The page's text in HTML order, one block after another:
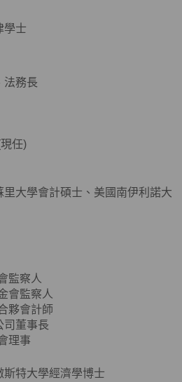
學士
法務長
任)
里大學會計碩士、美國南伊利諾大
監察人
會監察人
夥會計師
司董事長
理事
斯特大學經濟學博士